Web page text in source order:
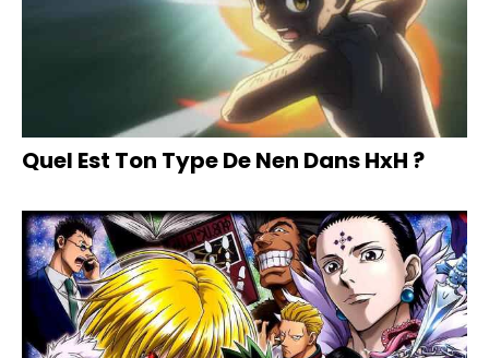
Quel Est Ton Type De Nen Dans HxH ?